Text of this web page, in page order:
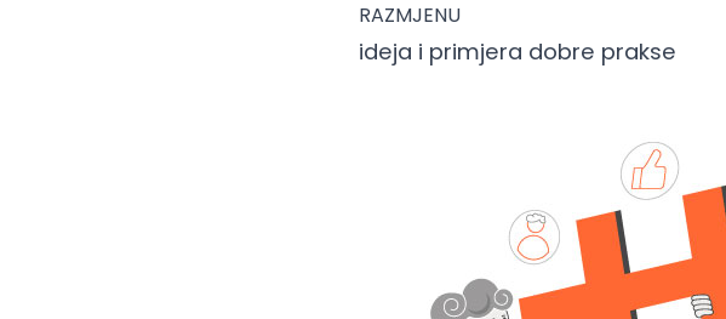
RAZMJENU ​
ideja i primjera dobre prakse